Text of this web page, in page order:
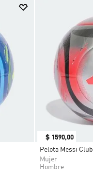
$ 1590,00
Pelota Messi Club
Mujer
Hombre